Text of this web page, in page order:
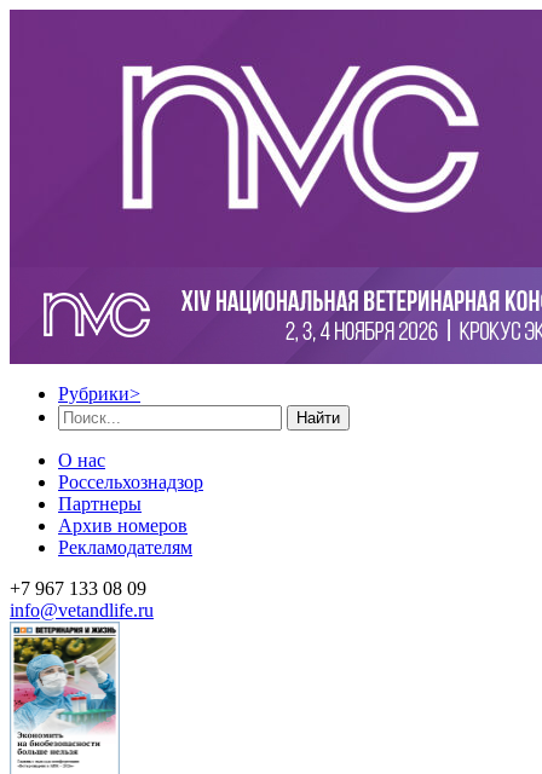
Рубрики>
Найти
О нас
Россельхознадзор
Партнеры
Архив номеров
Рекламодателям
+7 967 133 08 09
info@vetandlife.ru